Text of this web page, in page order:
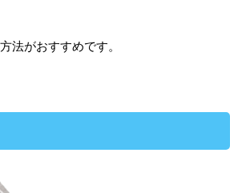
法がおすすめです。